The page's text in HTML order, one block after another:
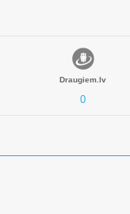
Draugiem.lv
0